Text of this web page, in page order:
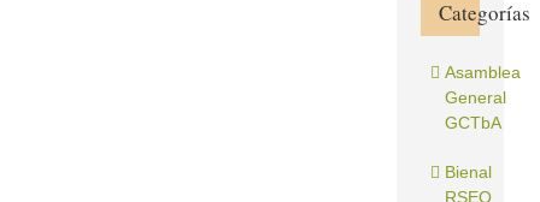
Categorías
Asamblea
General
GCTbA
Bienal
RSEQ